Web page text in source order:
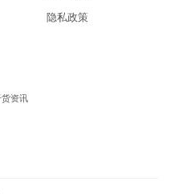
隐私政策
货资讯